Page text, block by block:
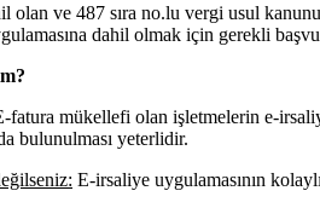
olan ve 487 sıra no.lu vergi usul
dahil olmak için gerekli
fatura mükellefi olan işletmelerin e-
bulunulması yeterlidir.
E-irsaliye uygulamasının